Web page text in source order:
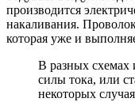
производится
накаливания.
которая уже и
В разных схемах
силы тока, или
некоторых